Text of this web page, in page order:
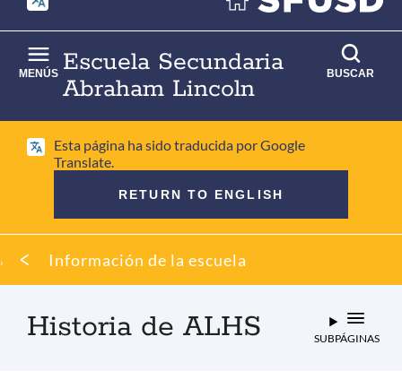
Escuela Secundaria
Abraham Lincoln
MENÚS BUSCAR
Esta página ha sido traducida por Google
Translate.
RETURN TO ENGLISH
MigajaInformación de la escuela
Historia de ALHS SUBPÁGINAS